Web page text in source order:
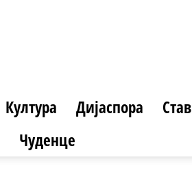
Култура Дијаспора Став
Чуденце